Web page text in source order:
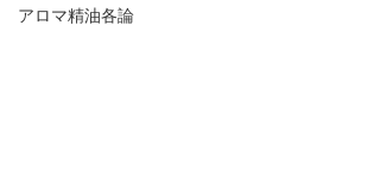
アロマ精油各論